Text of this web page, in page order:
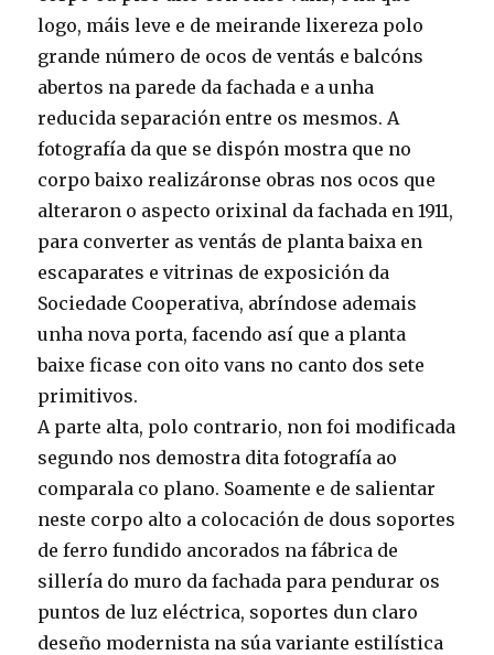
logo, máis leve e de meirande lixereza polo
grande número de ocos de ventás e balcóns
abertos na parede da fachada e a unha
reducida separación entre os mesmos. A
fotografía da que se dispón mostra que no
corpo baixo realizáronse obras nos ocos que
alteraron o aspecto orixinal da fachada en 1911,
para converter as ventás de planta baixa en
escaparates e vitrinas de exposición da
Sociedade Cooperativa, abríndose ademais
unha nova porta, facendo así que a planta
baixe ficase con oito vans no canto dos sete
primitivos.
A parte alta, polo contrario, non foi modificada
segundo nos demostra dita fotografía ao
comparala co plano. Soamente e de salientar
neste corpo alto a colocación de dous soportes
de ferro fundido ancorados na fábrica de
sillería do muro da fachada para pendurar os
puntos de luz eléctrica, soportes dun claro
deseño modernista na súa variante estilística